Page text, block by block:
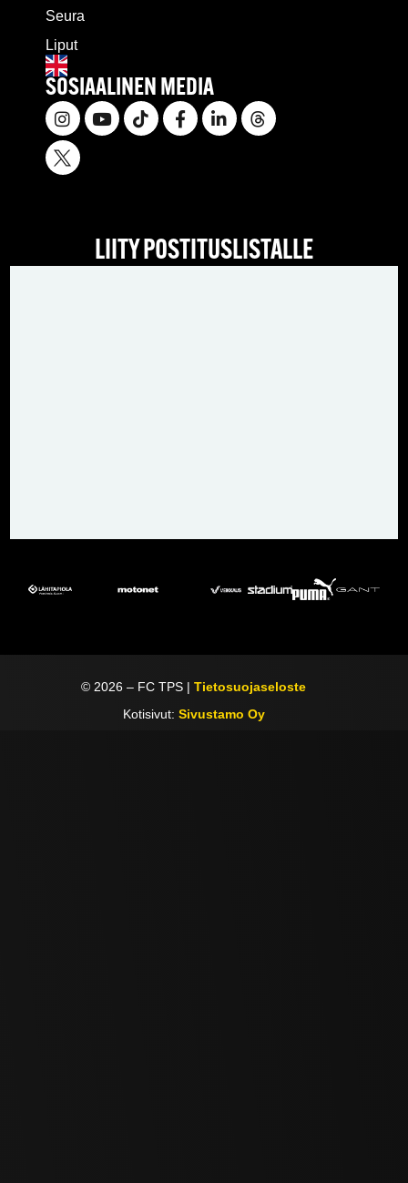
Seura
Liput
SOSIAALINEN MEDIA
LIITY POSTITUSLISTALLE
© 2026 – FC TPS |Tietosuojaseloste
Kotisivut: Sivustamo Oy